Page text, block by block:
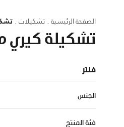
الصفحة الرئيسية تشكيلات
تشكيلة كيري
فلتر
الجنس
فئة المنتج